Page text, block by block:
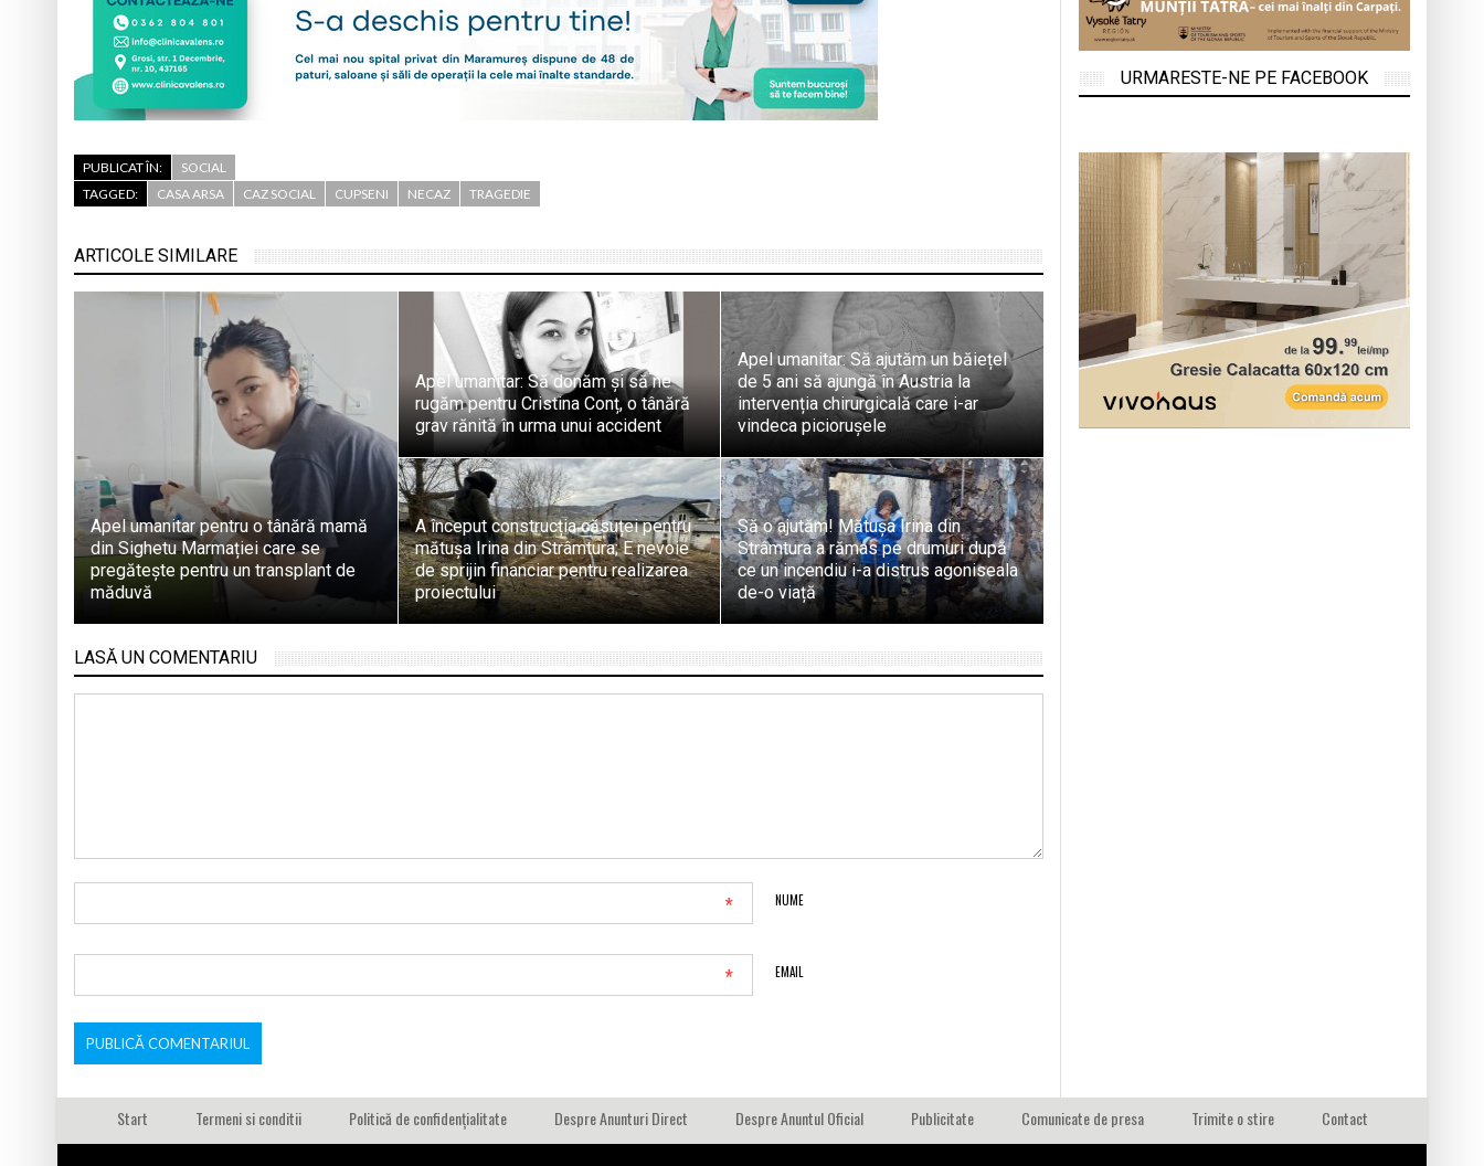
PUBLICAT ÎN:
SOCIAL
TAGGED:
CASA ARSA CAZ SOCIAL CUPSENI NECAZ TRAGEDIE
ARTICOLE SIMILARE
Apel umanitar pentru o tânără mamă
din Sighetu Marmației care se
pregătește pentru un transplant de
măduvă
Apel umanitar: Să donăm și să ne
rugăm pentru Cristina Conț, o tânără
grav rănită în urma unui accident
Apel umanitar: Să ajutăm un băiețel
de 5 ani să ajungă în Austria la
intervenția chirurgicală care i-ar
vindeca piciorușele
A început construcția căsuței pentru
mătușa Irina din Strâmtura; E nevoie
de sprijin financiar pentru realizarea
proiectului
Să o ajutăm! Mătușa Irina din
Strâmtura a rămas pe drumuri după
ce un incendiu i-a distrus agoniseala
de-o viață
LASĂ UN COMENTARIU
NUME
*
EMAIL
*
URMARESTE-NE PE FACEBOOK
Start Termeni si conditii Politică de confidențialitate Despre Anunturi Direct Despre Anuntul Oficial Publicitate Comunicate de presa Trimite o stire Contact